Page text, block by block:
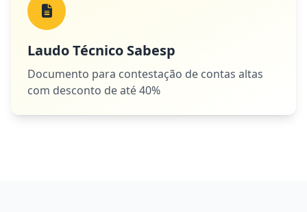
Laudo Técnico Sabesp
Documento para contestação de contas altas
com desconto de até 40%